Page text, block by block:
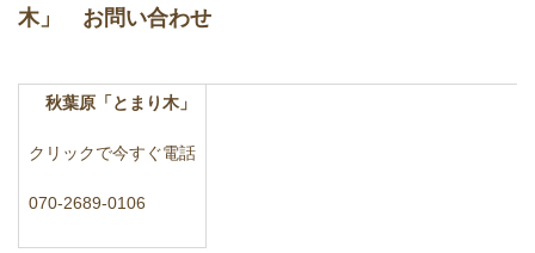
木」 お問い合わせ
秋葉原「とまり木」
クリックで今すぐ電話
070-2689-0106